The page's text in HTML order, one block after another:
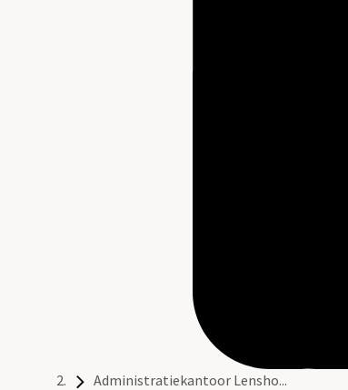
Administratiekantoor Lensho...